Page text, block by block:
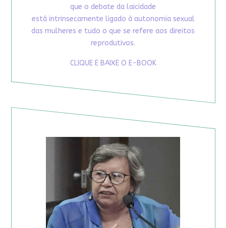
que o debate da laicidade
está intrinsecamente ligado à autonomia sexual
das mulheres e tudo o que se refere aos direitos
reprodutivos.
CLIQUE E BAIXE O E-BOOK